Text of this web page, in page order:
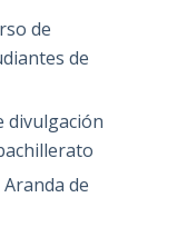
de
de
divulgación
de